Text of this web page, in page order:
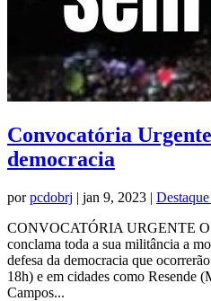
Convocatória
democracia
porpcdobrj | jan 9, 2023 |
CONVOCATÓRIA URGENTE O
conclama toda a sua militância a
defesa da democracia que
18h) e em cidades como Resende
Campos...